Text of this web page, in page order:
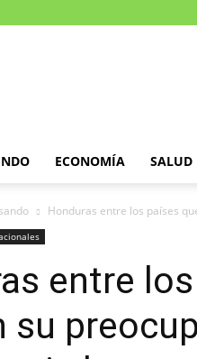
ECONOMÍA SALUD
Honduras entre los países
entre
su